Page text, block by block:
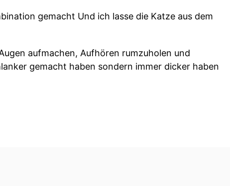
gemacht Und ich lasse die Katze aus dem
aufmachen, Aufhören rumzuholen und
gemacht haben sondern immer dicker haben